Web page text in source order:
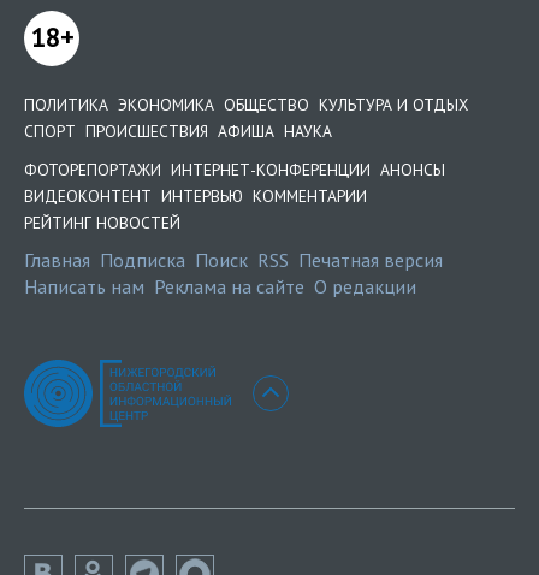
18+
ПОЛИТИКА ЭКОНОМИКА ОБЩЕСТВО КУЛЬТУРА И ОТДЫХ
СПОРТ ПРОИСШЕСТВИЯ АФИША НАУКА
ФОТОРЕПОРТАЖИ ИНТЕРНЕТ-КОНФЕРЕНЦИИ АНОНСЫ
ВИДЕОКОНТЕНТ ИНТЕРВЬЮ КОММЕНТАРИИ
РЕЙТИНГ НОВОСТЕЙ
Главная Подписка Поиск RSS Печатная версия
Написать нам Реклама на сайте О редакции